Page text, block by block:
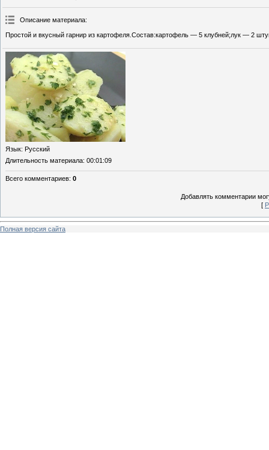
Описание материала:
Простой и вкусный гарнир из картофеля.Состав:картофель — 5 клубней;лук — 2
Язык: Русский
Длительность материала: 00:01:09
Всего комментариев: 0
Добавлять комментарии
[
Полная версия сайта